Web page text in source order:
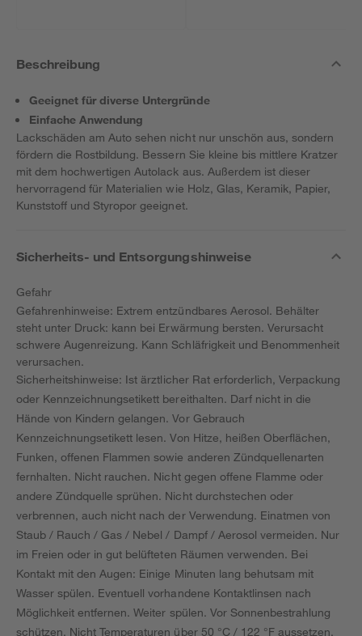
Beschreibung
Geeignet für diverse Untergründe
Einfache Anwendung
Lackschäden am Auto sehen nicht nur unschön aus, sondern
fördern die Rostbildung. Bessern Sie kleine bis mittlere Kratzer
mit dem hochwertigen Autolack aus. Außerdem ist dieser
hervorragend für Materialien wie Holz, Glas, Keramik, Papier,
Kunststoff und Styropor geeignet.
Sicherheits- und Entsorgungshinweise
Gefahr
Gefahrenhinweise: Extrem entzündbares Aerosol. Behälter
steht unter Druck: kann bei Erwärmung bersten. Verursacht
schwere Augenreizung. Kann Schläfrigkeit und Benommenheit
verursachen.
Sicherheitshinweise: Ist ärztlicher Rat erforderlich, Verpackung
oder Kennzeichnungsetikett bereithalten. Darf nicht in die
Hände von Kindern gelangen. Vor Gebrauch
Kennzeichnungsetikett lesen. Von Hitze, heißen Oberflächen,
Funken, offenen Flammen sowie anderen Zündquellenarten
fernhalten. Nicht rauchen. Nicht gegen offene Flamme oder
andere Zündquelle sprühen. Nicht durchstechen oder
verbrennen, auch nicht nach der Verwendung. Einatmen von
Staub / Rauch / Gas / Nebel / Dampf / Aerosol vermeiden. Nur
im Freien oder in gut belüfteten Räumen verwenden. Bei
Kontakt mit den Augen: Einige Minuten lang behutsam mit
Wasser spülen. Eventuell vorhandene Kontaktlinsen nach
Möglichkeit entfernen. Weiter spülen. Vor Sonnenbestrahlung
schützen. Nicht Temperaturen über 50 °C / 122 °F aussetzen.